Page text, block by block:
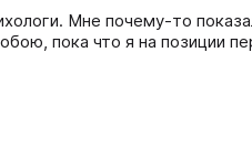
Мне почему-то
пока что я на позиции